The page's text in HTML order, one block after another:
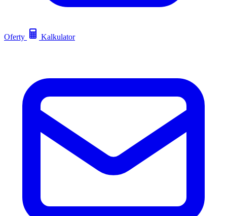
Oferty Kalkulator